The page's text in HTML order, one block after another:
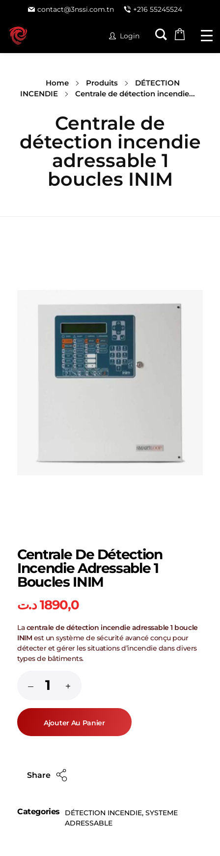
contact@3nssi.com.tn +216 55245524
Login
Home Produits
DÉTECTION
INCENDIE
Centrale de détection incendie...
Centrale de
détection incendie
adressable 1
boucles INIM
Centrale De Détection
Incendie Adressable 1
Boucles INIM
1890,0د.ت
Lacentrale de détection incendie adressable 1 boucle
INIM est un système de sécurité avancé conçu pour
détecter et gérer les situations d’incendie dans divers
types de bâtiments.
Ajouter Au Panier
Share
Categories DÉTECTION INCENDIE, SYSTEME
ADRESSABLE